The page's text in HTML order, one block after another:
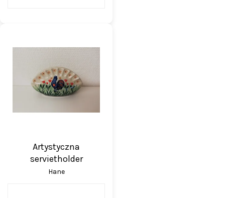
Artystyczna
servietholder
Hane